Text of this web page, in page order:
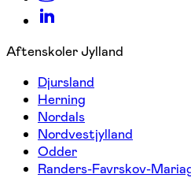
Aftenskoler Jylland
Djursland
Herning
Nordals
Nordvestjylland
Odder
Randers-Favrskov-